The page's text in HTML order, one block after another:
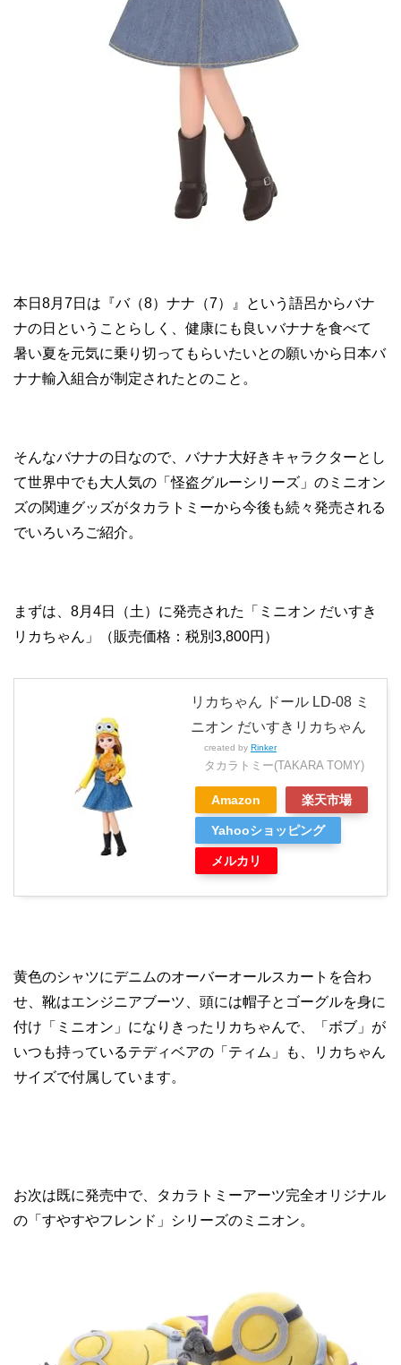
本日8月7日は『バ（8）ナナ（7）』という語呂からバナ
ナの日ということらしく、健康にも良いバナナを食べて
暑い夏を元気に乗り切ってもらいたいとの願いから日本バ
ナナ輸入組合が制定されたとのこと。
そんなバナナの日なので、バナナ大好きキャラクターとし
て世界中でも大人気の「怪盗グルーシリーズ」のミニオン
ズの関連グッズがタカラトミーから今後も続々発売される
でいろいろご紹介。
まずは、8月4日（土）に発売された「ミニオン だいすき
リカちゃん」（販売価格：税別3,800円）
リカちゃん ドール LD-08 ミ
ニオン だいすきリカちゃん
created by Rinker
タカラトミー(TAKARA TOMY)
Amazon 楽天市場
Yahooショッピング
メルカリ
黄色のシャツにデニムのオーバーオールスカートを合わ
せ、靴はエンジニアブーツ、頭には帽子とゴーグルを身に
付け「ミニオン」になりきったリカちゃんで、「ボブ」が
いつも持っているテディベアの「ティム」も、リカちゃん
サイズで付属しています。
お次は既に発売中で、タカラトミーアーツ完全オリジナル
の「すやすやフレンド」シリーズのミニオン。